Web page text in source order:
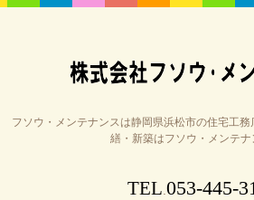
フソウ・メンテナンスは静岡県浜松市の住宅工
繕・新築はフソウ・メンテナ
TEL 053-445-